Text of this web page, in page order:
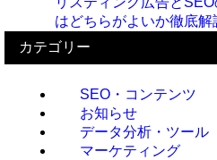
はどちらがよいか徹底解
カテゴリー
SEO・コンテンツ
お知らせ
データ分析・ツール
マーケティング